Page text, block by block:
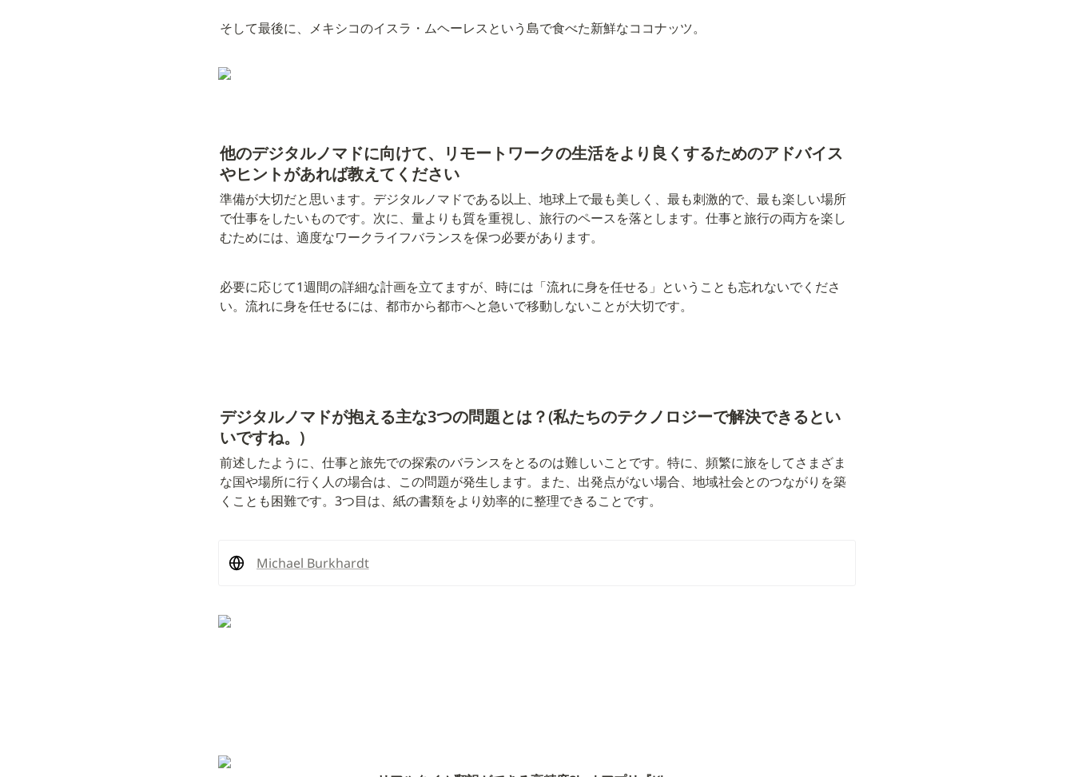
そして最後に、メキシコのイスラ・ムヘーレスという島で食べた新鮮なココナッツ。
他のデジタルノマドに向けて、リモートワークの生活をより良くするためのアドバイス
やヒントがあれば教えてください
準備が大切だと思います。デジタルノマドである以上、地球上で最も美しく、最も刺激的で、最も楽しい場所
で仕事をしたいものです。 次に、量よりも質を重視し、旅行のペースを落とします。仕事と旅行の両方を楽し
むためには、適度なワークライフバランスを保つ必要があります。
必要に応じて1週間の詳細な計画を立てますが、時には「流れに身を任せる」ということも忘れないでくださ
い。流れに身を任せるには、都市から都市へと急いで移動しないことが大切です。
デジタルノマドが抱える主な3つの問題とは？(私たちのテクノロジーで解決できるとい
いですね。)
前述したように、仕事と旅先での探索のバランスをとるのは難しいことです。特に、頻繁に旅をしてさまざま
な国や場所に行く人の場合は、この問題が発生します。また、出発点がない場合、地域社会とのつながりを築
くことも困難です。3つ目は、紙の書類をより効率的に整理できることです。
Michael Burkhardt